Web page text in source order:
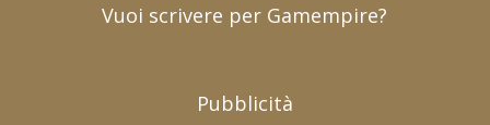
Vuoi scrivere per Gamempire?
Pubblicità